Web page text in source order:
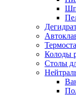
Колоды
Столы